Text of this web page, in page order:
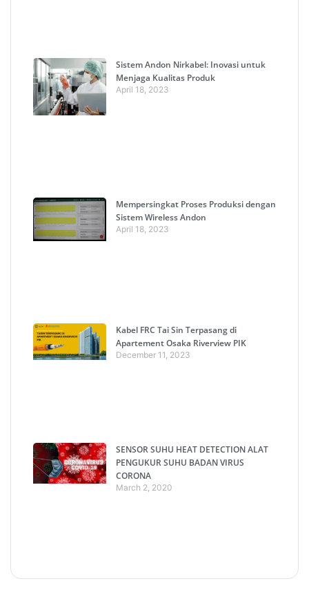
Sistem Andon Nirkabel: Inovasi untuk
Menjaga Kualitas Produk
April 18, 2023
Mempersingkat Proses Produksi dengan
Sistem Wireless Andon
April 18, 2023
Kabel FRC Tai Sin Terpasang di
Apartement Osaka Riverview PIK
December 11, 2023
SENSOR SUHU HEAT DETECTION ALAT
PENGUKUR SUHU BADAN VIRUS
CORONA
March 2, 2020